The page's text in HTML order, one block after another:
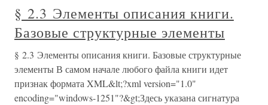
§ 2.3 Элементы описания книги.
Базовые структурные элементы
§ 2.3 Элементы описания книги. Базовые структурные
элементы В самом начале любого файла книги идет
признак формата XML&lt;?xml version="1.0"
encoding="windows-1251"?&gt;Здесь указана сигнатура